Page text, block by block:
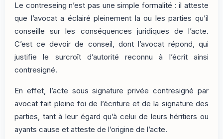
Le contreseing n’est pas une simple formalité : il atteste
que l’avocat a éclairé pleinement la ou les parties qu’il
conseille sur les conséquences juridiques de l’acte.
C’est ce devoir de conseil, dont l’avocat répond, qui
justifie le surcroît d’autorité reconnu à l’écrit ainsi
contresigné.
En effet, l’acte sous signature privée contresigné par
avocat fait pleine foi de l’écriture et de la signature des
parties, tant à leur égard qu’à celui de leurs héritiers ou
ayants cause et atteste de l’origine de l’acte.